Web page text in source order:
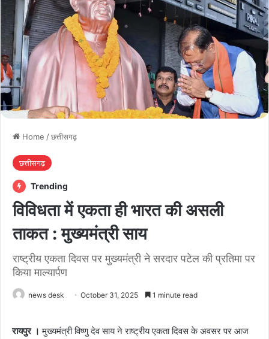
Home /छत्तीसगढ़
छत्तीसगढ़
Trending
विविधता में एकता ही भारत की असली
ताकत : मुख्यमंत्री साय
राष्ट्रीय एकता दिवस पर मुख्यमंत्री ने सरदार पटेल की प्रतिमा पर
किया माल्यार्पण
news desk October 31, 2025 1 minute read
रायपुर । मुख्यमंत्री विष्णु देव साय ने राष्ट्रीय एकता दिवस के अवसर पर आज